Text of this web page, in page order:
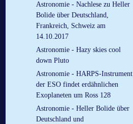
Astronomie - Nachlese zu Heller
Bolide über Deutschland,
Frankreich, Schweiz am
14.10.2017
Astronomie - Hazy skies cool
down Pluto
Astronomie - HARPS-Instrument
der ESO findet erdähnlichen
Exoplaneten um Ross 128
Astronomie - Heller Bolide über
Deutschland und